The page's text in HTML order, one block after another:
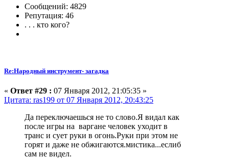
Сообщений: 4829
Репутация: 46
. . . кто кого?
Re:Народный инструмент- загадка
« Ответ #29 : 07 Января 2012, 21:05:35 »
Цитата: ras199 от 07 Января 2012, 20:43:25
Да переключаешься не то слово.Я видал как
после игры на варгане человек уходит в
транс и сует руки в огонь.Руки при этом не
горят и даже не обжигаются.мистика...еслиб
сам не видел.